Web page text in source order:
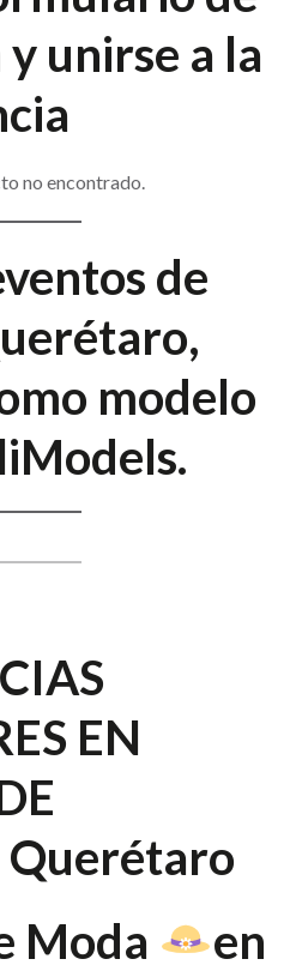
unirse a la
no encontrado.
de
modelo
EN
Querétaro
Moda
en